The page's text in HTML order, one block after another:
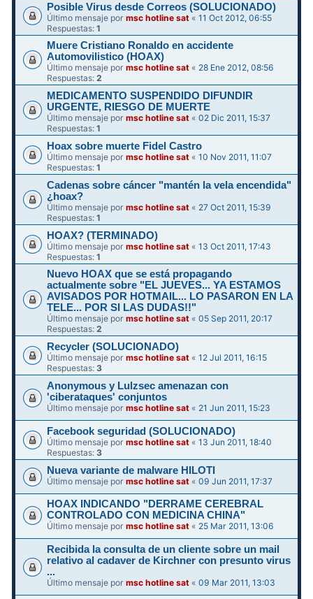
Posible Virus desde Correos (SOLUCIONADO)
Último mensaje pormsc hotline sat «11 Oct 2012, 06:55
Respuestas:1
Muere Cristiano Ronaldo en accidente
Automovilistico (HOAX)
Último mensaje pormsc hotline sat « 28 Ene 2012, 08:56
Respuestas:2
MEDICAMENTO SUSPENDIDO DIFUNDIR
Último mensaje pormsc hotline sat «02 Dic 2011, 15:37
Respuestas:1
Hoax sobre muerte Fidel Castro
Último mensaje pormsc hotline sat «10 Nov 2011, 11:07
Respuestas:1
Cadenas sobre cáncer "mantén la vela encendida"
¿hoax?
Último mensaje pormsc hotline sat « 27 Oct 2011, 15:39
Respuestas:1
HOAX? (TERMINADO)
Último mensaje pormsc hotline sat «13 Oct 2011, 17:43
Respuestas:1
Nuevo HOAX que se está propagando
actualmente sobre "EL JUEVES... YA ESTAMOS
AVISADOS POR HOTMAIL... LO PASARON EN LA
TELE... POR SI LAS DUDAS!!"
Último mensaje pormsc hotline sat «05 Sep 2011, 20:17
Respuestas:2
Recycler (SOLUCIONADO)
Último mensaje pormsc hotline sat «12 Jul 2011, 16:15
Respuestas:3
Anonymous y Lulzsec amenazan con
'ciberataques' conjuntos
Último mensaje pormsc hotline sat « 21 Jun 2011, 15:23
Facebook seguridad (SOLUCIONADO)
Último mensaje pormsc hotline sat «13 Jun 2011, 18:40
Respuestas:3
Nueva variante de malware HILOTI
Último mensaje pormsc hotline sat «09 Jun 2011, 17:37
HOAX INDICANDO "DERRAME CEREBRAL
CONTROLADO CON MEDICINA CHINA"
Último mensaje pormsc hotline sat « 25 Mar 2011, 13:06
Recibida la consulta de un cliente sobre un mail
relativo al cadaver de Kirchner con presunto virus
...
Último mensaje pormsc hotline sat «09 Mar 2011, 13:03